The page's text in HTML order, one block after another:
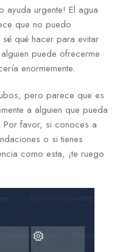
ayuda⁤ urgente! El agua
que no puedo
qué hacer para evitar
puede ofrecerme
enormemente.
pero parece que es
a alguien que pueda
Por favor, si conoces a
o‍ si tienes
como esta, ¡te⁣ ruego